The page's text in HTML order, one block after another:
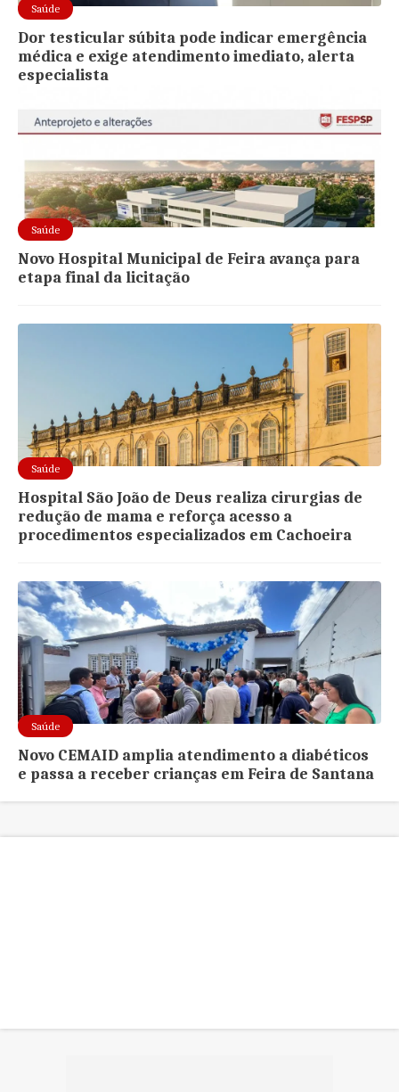
Saúde
Dor testicular súbita pode indicar emergência
médica e exige atendimento imediato, alerta
especialista
Saúde
Novo Hospital Municipal de Feira avança para
etapa final da licitação
Saúde
Hospital São João de Deus realiza cirurgias de
redução de mama e reforça acesso a
procedimentos especializados em Cachoeira
Saúde
Novo CEMAID amplia atendimento a diabéticos
e passa a receber crianças em Feira de Santana